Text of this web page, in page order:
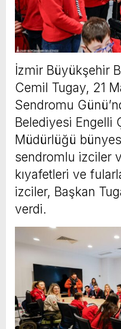
İzmir Büyükşehir
Cemil Tugay, 21
Sendromu
Belediyesi Engelli
Müdürlüğü
sendromlu izciler
kıyafetleri ve
izciler, Başkan
verdi.